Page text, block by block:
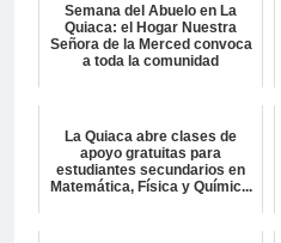
Semana del Abuelo en La
Quiaca: el Hogar Nuestra
Señora de la Merced convoca
a toda la comunidad
La Quiaca abre clases de
apoyo gratuitas para
estudiantes secundarios en
Matemática, Física y Químic...